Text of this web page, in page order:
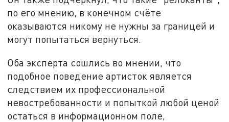
по его мнению, в конечном счёте
оказываются никому не нужны за границей и
могут попытаться вернуться.
Оба эксперта сошлись во мнении, что
подобное поведение артисток является
следствием их профессиональной
невостребованности и попыткой любой ценой
остаться в информационном поле,